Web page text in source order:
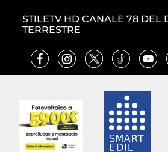
STILETV HD CANALE 78 DEL
TERRESTRE